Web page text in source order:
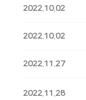
2022.10.02
2022.10.02
2022.11.27
2022.11.28